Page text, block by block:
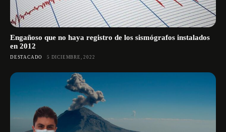
Engañoso que no haya registro de los sismógrafos instalados
en 2012
DESTACADO 5 DICIEMBRE, 2022